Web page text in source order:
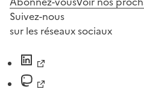
Suivez-nous
sur les réseaux sociaux